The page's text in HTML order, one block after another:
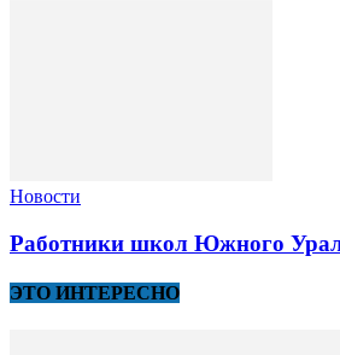
Новости
Работники школ Южного
ЭТО ИНТЕРЕСНО